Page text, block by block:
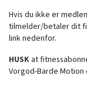
Hvis du ikke er
tilmelder/betaler dit
link nedenfor.
HUSK at
Vorgod-Barde Motion